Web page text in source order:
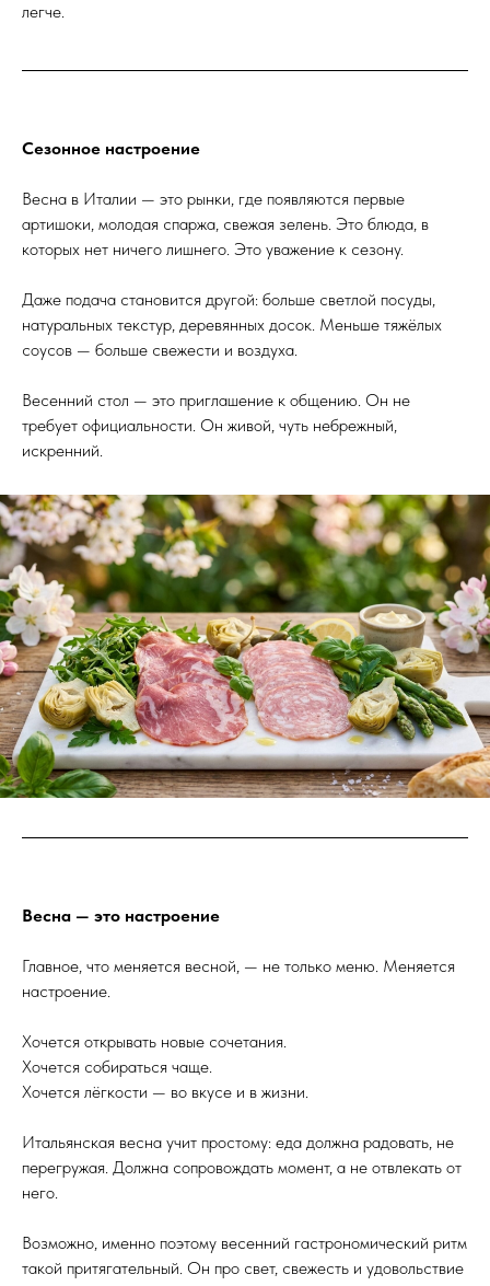
легче.
Сезонное настроение
Весна в Италии — это рынки, где появляются первые
артишоки, молодая спаржа, свежая зелень. Это блюда, в
которых нет ничего лишнего. Это уважение к сезону.
Даже подача становится другой: больше светлой посуды,
натуральных текстур, деревянных досок. Меньше тяжёлых
соусов — больше свежести и воздуха.
Весенний стол — это приглашение к общению. Он не
требует официальности. Он живой, чуть небрежный,
искренний.
Весна — это настроение
Главное, что меняется весной, — не только меню. Меняется
настроение.
Хочется открывать новые сочетания.
Хочется собираться чаще.
Хочется лёгкости — во вкусе и в жизни.
Итальянская весна учит простому: еда должна радовать, не
перегружая. Должна сопровождать момент, а не отвлекать от
него.
Возможно, именно поэтому весенний гастрономический ритм
такой притягательный. Он про свет, свежесть и удовольствие